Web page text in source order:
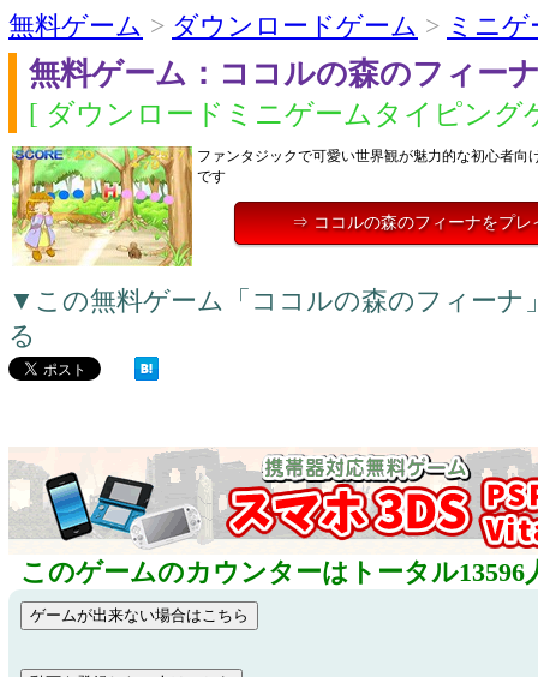
無料ゲーム > ダウンロードゲーム > ミニゲ
無料ゲーム：ココルの森のフィー
[ ダウンロードミニゲームタイピング
ファンタジックで可愛い世界観が魅力的な初心者向
です
⇒ ココルの森のフィーナをプレ
▼この無料ゲーム「ココルの森のフィーナ
る
このゲームのカウンターはトータル13596